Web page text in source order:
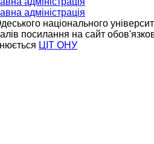
національного
посилання на сайт
ЦІТ ОНУ